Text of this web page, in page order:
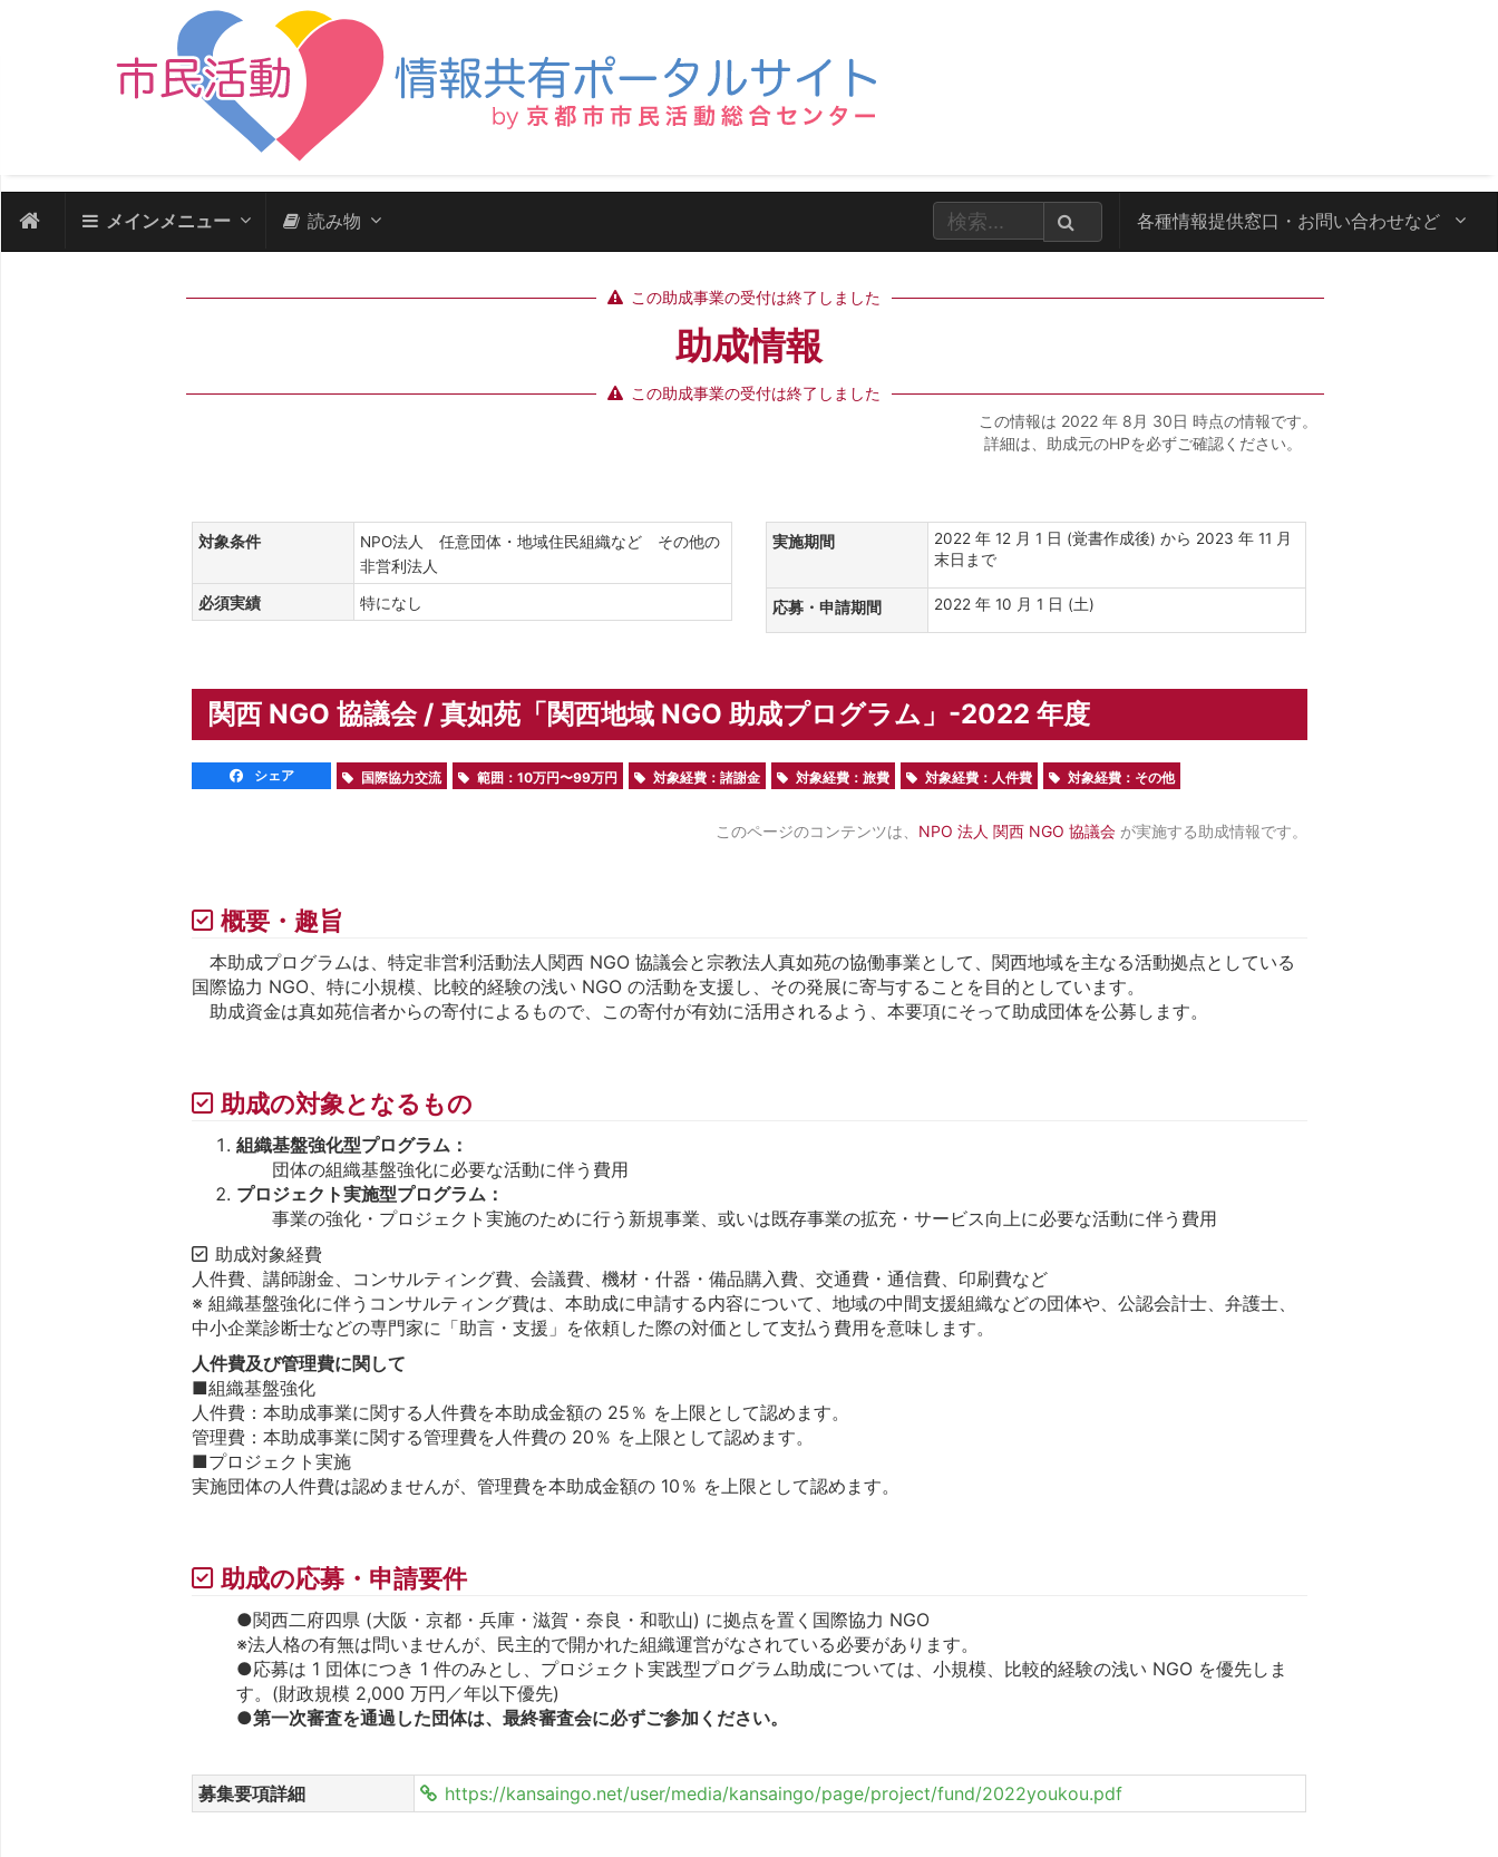
メインメニュー 読み物 各種情報提供窓口・ お問い合わせなど
この助成事業の受付は終了しました
助成情報
この助成事業の受付は終了しました
この情報は 2022 年 8月 30日 時点の情報です。
詳細は、助成元のHPを必ずご確認ください。
対象条件
NPO法人 任意団体・地域住民組織など その他の
非営利法人
必須実績 特になし
実施期間
2022 年 12 月 1 日 (覚書作成後) から 2023 年 11 月
末日まで
応募・申請期間 2022 年 10 月 1 日 (土)
関西 NGO 協議会 / 真如苑「関西地域 NGO 助成プログラム」-2022 年度
シェア 国際協力交流 範囲：10万円〜99万円 対象経費：諸謝金 対象経費：旅費 対象経費：人件費 対象経費：その他
このページのコンテンツは、 NPO 法人 関西 NGO 協議会が実施する助成情報です。
概要・趣旨
本助成プログラムは、特定非営利活動法人関西 NGO 協議会と宗教法人真如苑の協働事業として、関西地域を主なる活動拠点としている
国際協力 NGO、特に小規模、比較的経験の浅い NGO の活動を支援し、その発展に寄与することを目的としています。
助成資金は真如苑信者からの寄付によるもので、この寄付が有効に活用されるよう、本要項にそって助成団体を公募します。
助成の対象となるもの
組織基盤強化型プログラム：
団体の組織基盤強化に必要な活動に伴う費用
プロジェクト実施型プログラム：
事業の強化・プロジェクト実施のために行う新規事業、或いは既存事業の拡充・サービス向上に必要な活動に伴う費用
助成対象経費
人件費、講師謝金、コンサルティング費、会議費、機材・什器・備品購入費、交通費・通信費、印刷費など
※ 組織基盤強化に伴うコンサルティング費は、本助成に申請する内容について、地域の中間支援組織などの団体や、公認会計士、弁護士、
中小企業診断士などの専門家に「助言・支援」を依頼した際の対価として支払う費用を意味します。
人件費及び管理費に関して
■組織基盤強化
人件費：本助成事業に関する人件費を本助成金額の 25％ を上限として認めます。
管理費：本助成事業に関する管理費を人件費の 20％ を上限として認めます。
■プロジェクト実施
実施団体の人件費は認めませんが、管理費を本助成金額の 10％ を上限として認めます。
助成の応募・申請要件
●関西二府四県 (大阪・京都・兵庫・滋賀・奈良・和歌山) に拠点を置く国際協力 NGO
※法人格の有無は問いませんが、民主的で開かれた組織運営がなされている必要があります。
●応募は 1 団体につき 1 件のみとし、プロジェクト実践型プログラム助成については、小規模、比較的経験の浅い NGO を優先しま
す。(財政規模 2,000 万円／年以下優先)
●第一次審査を通過した団体は、最終審査会に必ずご参加ください。
募集要項詳細 https://kansaingo.net/user/media/kansaingo/page/project/fund/2022youkou.pdf